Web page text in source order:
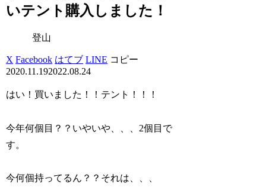
いテント購入しました！
登山
X Facebook はてブ LINE コピー
2020.11.192022.08.24
はい！買いました！！テント！！！
今年何個目？？いやいや、、、2個目で
す。
今何個持ってるん？？それは、、、